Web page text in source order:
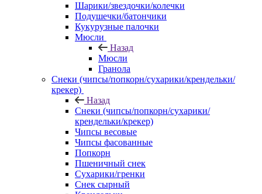
Шарики/звездочки/колечки
Подушечки/батончики
Кукурузные палочки
Мюсли
Назад
Мюсли
Гранола
Снеки (чипсы/попкорн/сухарики/крендельки/
крекер)
Назад
Снеки (чипсы/попкорн/сухарики/
крендельки/крекер)
Чипсы весовые
Чипсы фасованные
Попкорн
Пшеничный снек
Сухарики/гренки
Снек сырный